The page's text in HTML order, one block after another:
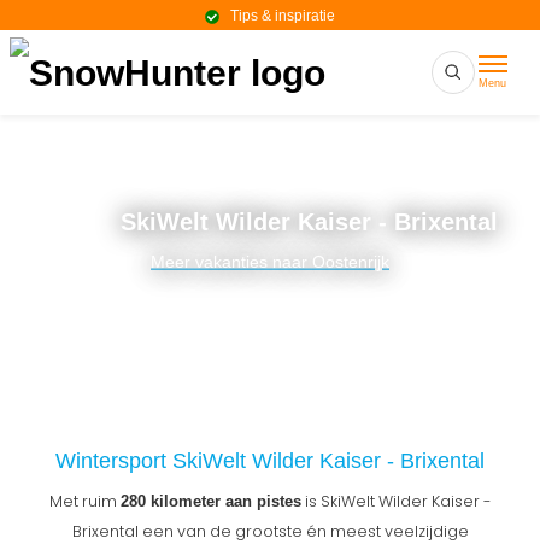
Menu
Tips & inspiratie
SkiWelt Wilder Kaiser - Brixental
Meer vakanties naar Oostenrijk
Wintersport SkiWelt Wilder Kaiser - Brixental
Met ruim 280 kilometer aan pistesis SkiWelt Wilder Kaiser -
Brixental een van de grootste én meest veelzijdige